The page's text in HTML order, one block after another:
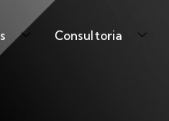
Consultoria